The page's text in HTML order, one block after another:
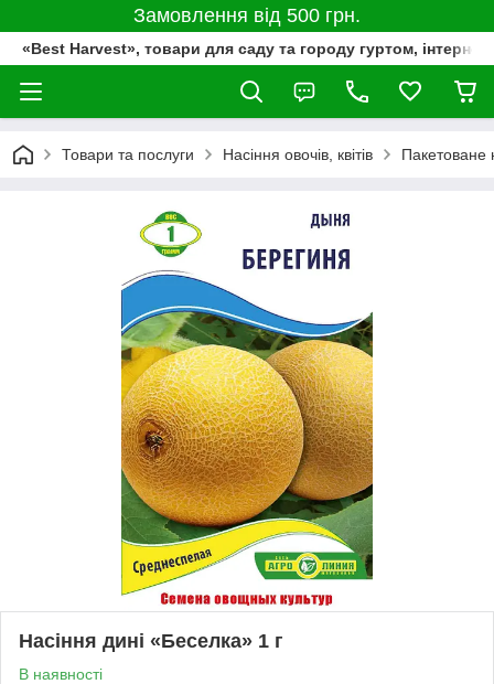
Замовлення від 500 грн.
«Best Harvest», товари для саду та городу гуртом,
Товари та послуги Насіння овочів, квітів Пакетоване
Насіння дині «Беселка» 1 г
В наявності